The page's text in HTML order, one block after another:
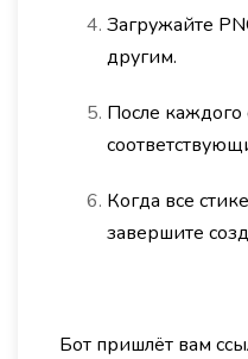
Загружайте
другим.
После
Когда все
завершите
Бот пришлёт вам